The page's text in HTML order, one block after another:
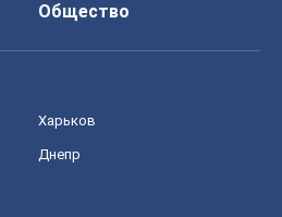
Общество
Харьков
Днепр